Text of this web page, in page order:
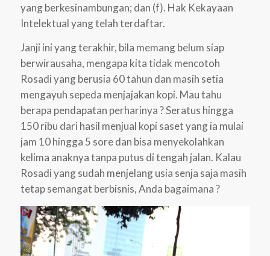
yang berkesinambungan; dan (f). Hak Kekayaan
Intelektual yang telah terdaftar.
Janji ini yang terakhir, bila memang belum siap
berwirausaha, mengapa kita tidak mencotoh
Rosadi yang berusia 60 tahun dan masih setia
mengayuh sepeda menjajakan kopi. Mau tahu
berapa pendapatan perharinya ? Seratus hingga
150 ribu dari hasil menjual kopi saset yang ia mulai
jam 10 hingga 5 sore dan bisa menyekolahkan
kelima anaknya tanpa putus di tengah jalan. Kalau
Rosadi yang sudah menjelang usia senja saja masih
tetap semangat berbisnis, Anda bagaimana ?